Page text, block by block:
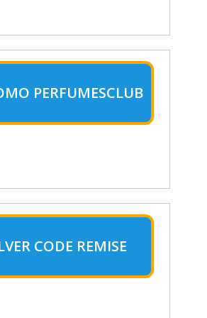
PERFUMESCLUB
CODE REMISE